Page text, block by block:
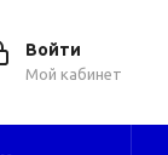
Войти
Мой кабинет